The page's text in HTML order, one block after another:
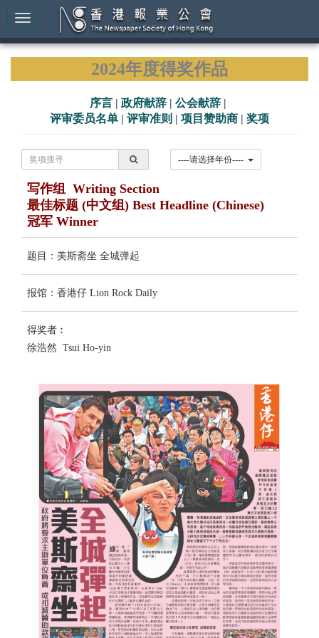
2024年度得奖作品
序言 | 政府献辞 | 公会献辞 |
评审委员名单 | 评审准则 | 项目赞助商 | 奖项
写作组 Writing Section
最佳标题 (中文组) Best Headline (Chinese)
冠军 Winner
题目：美斯斋坐 全城弹起
报馆：香港仔 Lion Rock Daily
得奖者︰
徐浩然 Tsui Ho-yin